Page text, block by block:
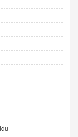
Vurulan Şamar:
Yürüyoruz"